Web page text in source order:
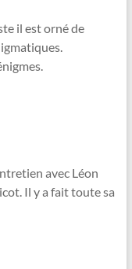
il est orné de
avec Léon
Il y a fait toute sa